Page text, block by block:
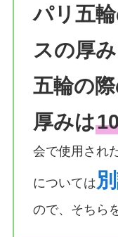
パリ五
スの厚
五輪の
厚みは
会で使用され
については
ので、そちら